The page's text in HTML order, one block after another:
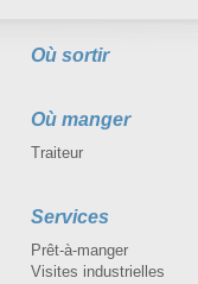
Où sortir
Où manger
Traiteur
Services
Prêt-à-manger
Visites industrielles